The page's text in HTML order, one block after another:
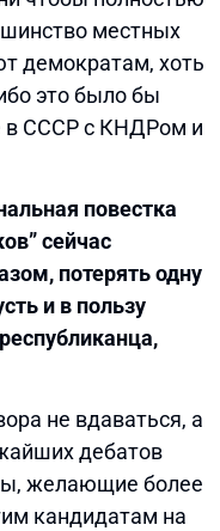
местных
демократам, хоть
это было бы
в СССР с КНДРом и
повестка
сейчас
потерять одну
и в пользу
не вдаваться, а
дебатов
желающие более
кандидатам на